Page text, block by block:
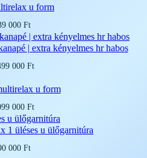
u form
000 Ft
| extra kényelmes hr habos
000 Ft
u form
000 Ft
1 üléses u ülőgarnitúra
000 Ft